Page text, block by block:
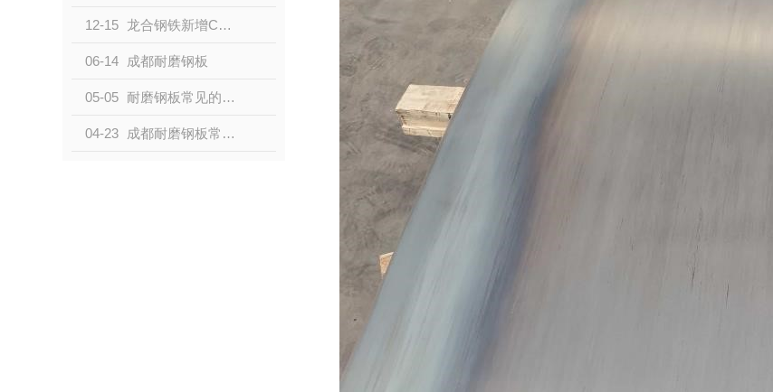
12-15 龙合钢铁新增C级耐候产品
06-14 成都耐磨钢板
05-05 耐磨钢板常见的磨损类型有哪些？
04-23 成都耐磨钢板常见的磨损类型有哪些？